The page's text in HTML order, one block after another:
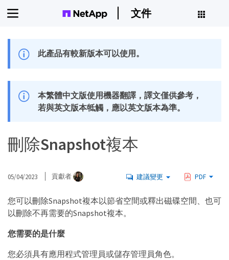
文件
此產品有較新版本可以使用。
本繁體中文版使用機器翻譯，譯文僅供參考，
若與英文版本牴觸，應以英文版本為準。
刪除Snapshot複本
05/04/2023 貢獻者 建議變更 PDF
您可以刪除Snapshot複本以節省空間或釋出磁碟空間、也可
以刪除不再需要的Snapshot複本。
您需要的是什麼
您必須具有應用程式管理員或儲存管理員角色。